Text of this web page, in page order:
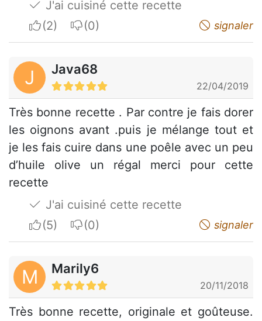
J'ai cuisiné cette recette
I apreciateI do not appreciate signaler
J Java68
22/04/2019
Très bonne recette . Par contre je fais dorer
les oignons avant .puis je mélange tout et
je les fais cuire dans une poêle avec un peu
d’huile olive un régal merci pour cette
recette
J'ai cuisiné cette recette
I apreciateI do not appreciate signaler
M Marily6
20/11/2018
Très bonne recette, originale et goûteuse.